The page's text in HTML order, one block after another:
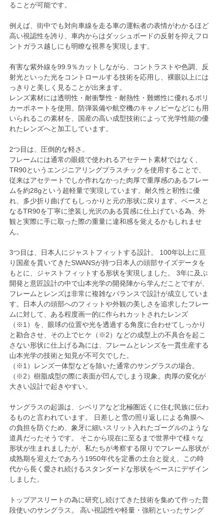
ることが可能です。
例えば、街中でも対向車線を走る車の運転者の表情がわかるほど
高い視認性を誇り、車内からはダッシュボードの反射を抑えフロ
ントガラス越しにも明瞭な視界を実現します。
有害な紫外線を99.9％カットしながら、コントラストや色調、反
射光といった光をコントロールする技術を応用し、裸眼以上には
っきりと美しく見ることが出来ます。
レンズ素材には透明性・耐衝撃性・耐熱性・難燃性に優れるポリ
カーボネートを使用。防弾装備や航空機のキャノピーなどにも用
いられるこの素材を、国産の高い成型技術によって光学性能の優
れたレンズへと加工しています。
2つ目は、圧倒的な軽さ。
フレームには通常の眼鏡で使われるアセテート素材ではなく、
TR90というエンジニアリングプラスチックを使用することで、
従来はアセテートでしか作れなかった肉厚で重厚感のあるフレー
ムを約28gという超軽量で実現しています。耐久性と靭性に優
れ、多少折り曲げてもしっかりと元の形状に戻ります。ベースと
なるTR90を丁寧に塗装し光沢のある質感に仕上げている為、外
観と実際に手に取った際の重量に違和感を覚えるかもしれませ
ん。
3つ目は、日本人にジャストフィットする設計。 100年以上に亘
り国産を貫いてきたSWANSが持つ日本人の頭部サイズデータを
もとに、ジャストフィットする形状を実現しました。 3年に及ぶ
開発と意匠設計の中で山本光学の開発陣から学んだことですが、
フレームとレンズは非常に複雑なバランスで設計が成立していま
す。日本人の頭部へのフィットや外観の美しさを追求したフレー
ムに対して、ある程度画一的に作られカットされたレンズ
（※1）を、眼球の位置や光を透過する角度に合わせてしっかり
と勘合させ、その上でヒケ（※2）などの成型上の不具合を起こ
さない形状に仕上げる為には、フレームとレンズを一貫生産する
山本光学の技術と知見が不可欠でした。
（※1）レンズ一体型などを除いた通常のサングラスの場合。
（※2）樹脂成型の際に表面が凹んでしまう現象。肉厚の変化が
大きい設計で起きやすい。
サングラスの起源は、シベリアなど北極圏近くに住む民族に伝わ
るものと言われています。 日差しと雪の照り返しによる角膜へ
の負担を防ぐため、象牙に細いスリット入れたゴーグルのような
道具だったそうです。 そこから現在に至るまで世界中で様々な
形状が生まれましたが、私たちが考察する限りでフレーム形状が
成熟期を迎えたであろう1950年代を定番の土台と捉え、この時
代から長く愛され続けるスタンダードな形状をベースにデザイン
しました。
トップアスリートの為に研究し続けてきた技術を集めて作った普
段使いのサングラス。 高い視認性や軽量・強靭といったサング